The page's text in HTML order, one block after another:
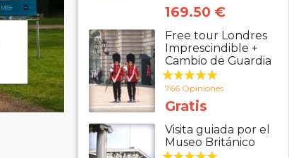
169.50 €
Free tour Londres
Imprescindible +
Cambio de Guardia
766 Opiniones
Gratis
Visita guiada por el
Museo Británico